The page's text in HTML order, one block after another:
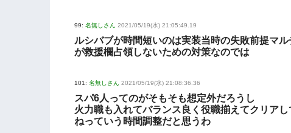
99: 名無しさん 2021/05/19(水) 21:05:49.19
ルシバブが時間短いのは実装当時の失敗前提マル
が救援欄占領しないための対策なのでは
101: 名無しさん 2021/05/19(水) 21:08:36.36
スパ6人ってのがそもそも想定外だろうし
火力職も入れてバランス良く役職揃えてクリアし
ねっていう時間調整だと思うわ